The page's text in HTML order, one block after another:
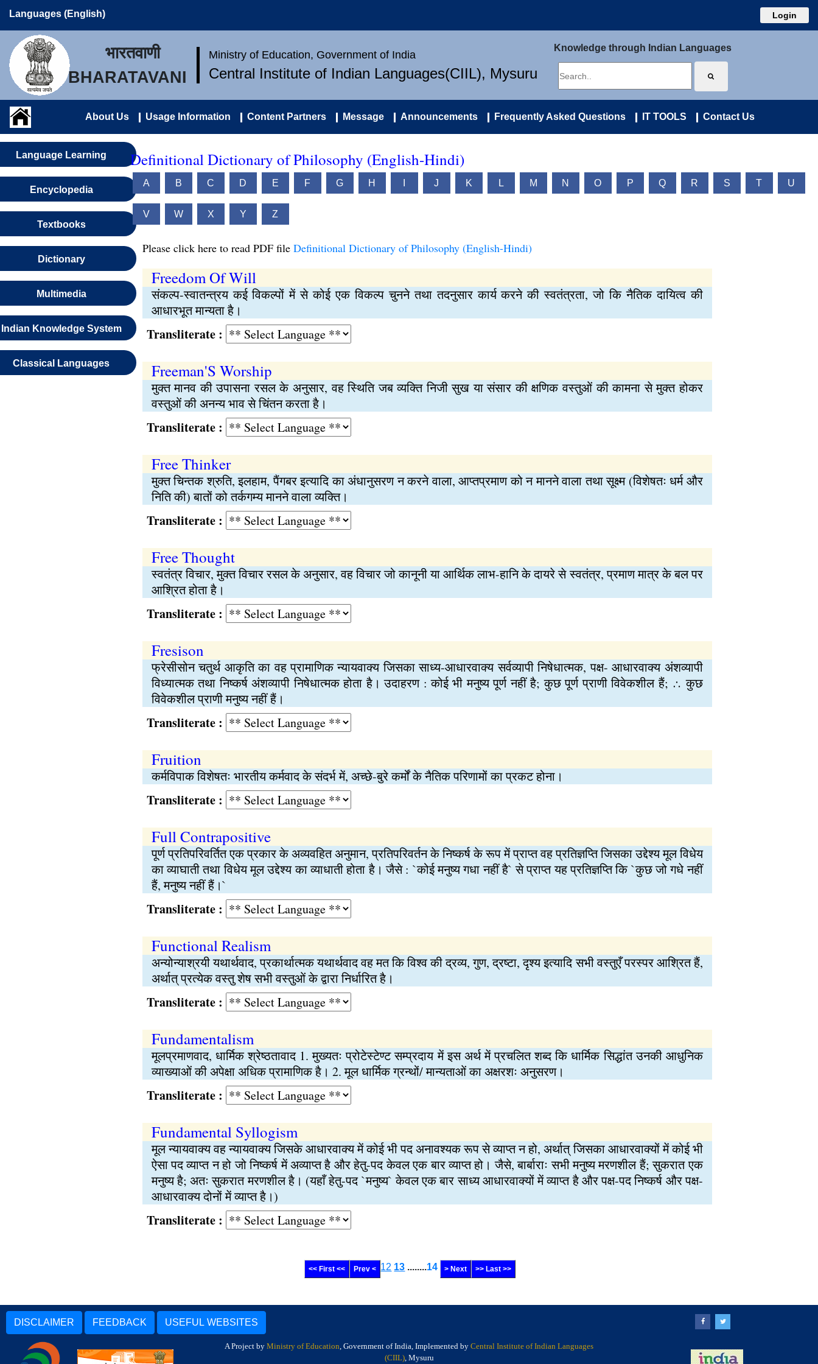
Languages (English) Login
भारतवाणी
BHARATAVANI
Ministry of Education, Government of India
Central Institute of Indian Languages(CIIL), Mysuru
Knowledge through Indian Languages
About Us Usage Information Content Partners Message Announcements Frequently Asked Questions IT TOOLS Contact Us
Language Learning
Encyclopedia
Textbooks
Dictionary
Multimedia
Indian Knowledge System
Classical Languages
Definitional Dictionary of Philosophy (English-Hindi)
A B C D E F G H J K L M N O P Q R S T U
V W X Y Z
Please click here to read PDF file Definitional Dictionary of Philosophy (English-Hindi)
Freedom Of Will
संकल्प-स्वातन्त्रय कई विकल्पों में से कोई एक विकल्प चुनने तथा तदनुसार कार्य करने की स्वतंत्रता, जो कि नैतिक दायित्व की
आधारभूत मान्यता है।
Transliterate :
Freeman'S Worship
मुक्त मानव की उपासना रसल के अनुसार, वह स्थिति जब व्यक्ति निजी सुख या संसार की क्षणिक वस्तुओं की कामना से मुक्त होकर
वस्तुओं की अनन्य भाव से चिंतन करता है।
Transliterate :
Free Thinker
मुक्त चिन्तक श्रुति, इलहाम, पैंगबर इत्यादि का अंधानुसरण न करने वाला, आप्तप्रमाण को न मानने वाला तथा सूक्ष्म (विशेषतः धर्म और
निति की) बातों को तर्कगम्य मानने वाला व्यक्ति।
Transliterate :
Free Thought
स्वतंत्र विचार, मुक्त विचार रसल के अनुसार, वह विचार जो कानूनी या आर्थिक लाभ-हानि के दायरे से स्वतंत्र, प्रमाण मात्र के बल पर
आश्रित होता है।
Transliterate :
Fresison
फ्रेसीसोन चतुर्थ आकृति का वह प्रामाणिक न्यायवाक्य जिसका साध्य-आधारवाक्य सर्वव्यापी निषेधात्मक, पक्ष- आधारवाक्य अंशव्यापी
विध्यात्मक तथा निष्कर्ष अंशव्यापी निषेधात्मक होता है। उदाहरण : कोई भी मनुष्य पूर्ण नहीं है; कुछ पूर्ण प्राणी विवेकशील हैं; ∴ कुछ
विवेकशील प्राणी मनुष्य नहीं हैं।
Transliterate :
Fruition
कर्मविपाक विशेषतः भारतीय कर्मवाद के संदर्भ में, अच्छे-बुरे कर्मों के नैतिक परिणामों का प्रकट होना।
Transliterate :
Full Contrapositive
पूर्ण प्रतिपरिवर्तित एक प्रकार के अव्यवहित अनुमान, प्रतिपरिवर्तन के निष्कर्ष के रूप में प्राप्त वह प्रतिज्ञप्ति जिसका उद्देश्य मूल विधेय
का व्याघाती तथा विधेय मूल उद्देश्य का व्याधाती होता है। जैसे : `कोई मनुष्य गधा नहीं है` से प्राप्त यह प्रतिज्ञप्ति कि `कुछ जो गधे नहीं
हैं, मनुष्य नहीं हैं।`
Transliterate :
Functional Realism
अन्योन्याश्रयी यथार्थवाद, प्रकार्थात्मक यथार्थवाद वह मत कि विश्व की द्रव्य, गुण, द्रष्टा, दृश्य इत्यादि सभी वस्तुएँ परस्पर आश्रित हैं,
अर्थात् प्रत्येक वस्तु शेष सभी वस्तुओं के द्वारा निर्धारित है।
Transliterate :
Fundamentalism
मूलप्रमाणवाद, धार्मिक श्रेष्ठतावाद 1. मुख्यतः प्रोटेस्टेण्ट सम्प्रदाय में इस अर्थ में प्रचलित शब्द कि धार्मिक सिद्धांत उनकी आधुनिक
व्याख्याओं की अपेक्षा अधिक प्रामाणिक है। 2. मूल धार्मिक ग्रन्थों/ मान्यताओं का अक्षरशः अनुसरण।
Transliterate :
Fundamental Syllogism
मूल न्यायवाक्य वह न्यायवाक्य जिसके आधारवाक्य में कोई भी पद अनावश्यक रूप से व्याप्त न हो, अर्थात् जिसका आधारवाक्यों में कोई भी
ऐसा पद व्याप्त न हो जो निष्कर्ष में अव्याप्त है और हेतु-पद केवल एक बार व्याप्त हो। जैसे, बार्बाराः सभी मनुष्य मरणशील हैं; सुकरात एक
मनुष्य है; अतः सुकरात मरणशील है। (यहाँ हेतु-पद `मनुष्य` केवल एक बार साध्य आधारवाक्यों में व्याप्त है और पक्ष-पद निष्कर्ष और पक्ष-
आधारवाक्य दोनों में व्याप्त है।)
Transliterate :
<< First << Prev < 12 13 ........14 > Next >> Last >>
DISCLAIMER FEEDBACK USEFUL WEBSITES
A Project by Ministry of Education, Government of India, Implemented by Central Institute of Indian Languages
(CIIL), Mysuru